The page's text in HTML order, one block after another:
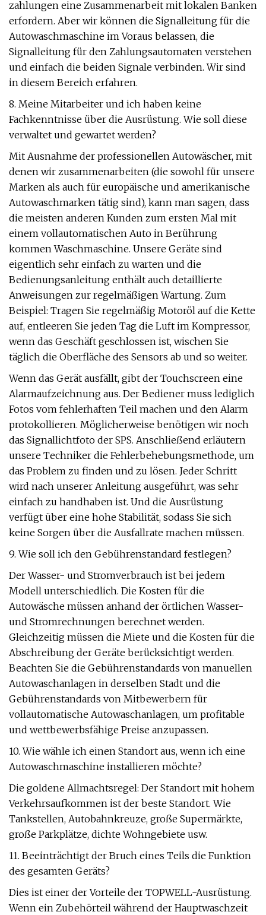
zahlungen eine Zusammenarbeit mit lokalen Banken
erfordern. Aber wir können die Signalleitung für die
Autowaschmaschine im Voraus belassen, die
Signalleitung für den Zahlungsautomaten verstehen
und einfach die beiden Signale verbinden. Wir sind
in diesem Bereich erfahren.
8. Meine Mitarbeiter und ich haben keine
Fachkenntnisse über die Ausrüstung. Wie soll diese
verwaltet und gewartet werden?
Mit Ausnahme der professionellen Autowäscher, mit
denen wir zusammenarbeiten (die sowohl für unsere
Marken als auch für europäische und amerikanische
Autowaschmarken tätig sind), kann man sagen, dass
die meisten anderen Kunden zum ersten Mal mit
einem vollautomatischen Auto in Berührung
kommen Waschmaschine. Unsere Geräte sind
eigentlich sehr einfach zu warten und die
Bedienungsanleitung enthält auch detaillierte
Anweisungen zur regelmäßigen Wartung. Zum
Beispiel: Tragen Sie regelmäßig Motoröl auf die Kette
auf, entleeren Sie jeden Tag die Luft im Kompressor,
wenn das Geschäft geschlossen ist, wischen Sie
täglich die Oberfläche des Sensors ab und so weiter.
Wenn das Gerät ausfällt, gibt der Touchscreen eine
Alarmaufzeichnung aus. Der Bediener muss lediglich
Fotos vom fehlerhaften Teil machen und den Alarm
protokollieren. Möglicherweise benötigen wir noch
das Signallichtfoto der SPS. Anschließend erläutern
unsere Techniker die Fehlerbehebungsmethode, um
das Problem zu finden und zu lösen. Jeder Schritt
wird nach unserer Anleitung ausgeführt, was sehr
einfach zu handhaben ist. Und die Ausrüstung
verfügt über eine hohe Stabilität, sodass Sie sich
keine Sorgen über die Ausfallrate machen müssen.
9. Wie soll ich den Gebührenstandard festlegen?
Der Wasser- und Stromverbrauch ist bei jedem
Modell unterschiedlich. Die Kosten für die
Autowäsche müssen anhand der örtlichen Wasser-
und Stromrechnungen berechnet werden.
Gleichzeitig müssen die Miete und die Kosten für die
Abschreibung der Geräte berücksichtigt werden.
Beachten Sie die Gebührenstandards von manuellen
Autowaschanlagen in derselben Stadt und die
Gebührenstandards von Mitbewerbern für
vollautomatische Autowaschanlagen, um profitable
und wettbewerbsfähige Preise anzupassen.
10. Wie wähle ich einen Standort aus, wenn ich eine
Autowaschmaschine installieren möchte?
Die goldene Allmachtsregel: Der Standort mit hohem
Verkehrsaufkommen ist der beste Standort. Wie
Tankstellen, Autobahnkreuze, große Supermärkte,
große Parkplätze, dichte Wohngebiete usw.
11. Beeinträchtigt der Bruch eines Teils die Funktion
des gesamten Geräts?
Dies ist einer der Vorteile der TOPWELL-Ausrüstung.
Wenn ein Zubehörteil während der Hauptwaschzeit